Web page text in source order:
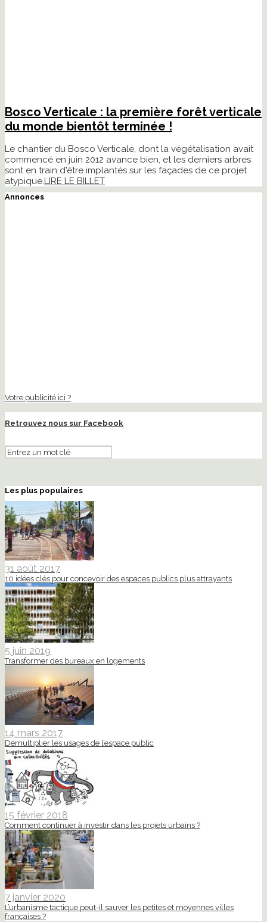
Bosco Verticale : la première forêt verticale
du monde bientôt terminée !
Le chantier du Bosco Verticale, dont la végétalisation avait
commencé en juin 2012 avance bien, et les derniers arbres
sont en train d'être implantés sur les façades de ce projet
atypique. LIRE LE BILLET
Annonces
Votre publicité ici ?
Retrouvez nous sur Facebook
Les plus populaires
31 août 2017
10 idées clés pour concevoir des espaces publics plus attrayants
5 juin 2019
Transformer des bureaux en logements
14 mars 2017
Démultiplier les usages de l’espace public
15 février 2018
Comment continuer à investir dans les projets urbains ?
7 janvier 2020
L’urbanisme tactique peut-il sauver les petites et moyennes villes
françaises ?